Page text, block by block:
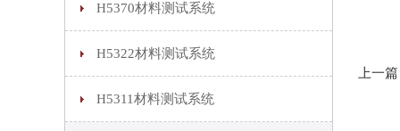
H5370材料测试系统
H5322材料测试系统
H5311材料测试系统
上一